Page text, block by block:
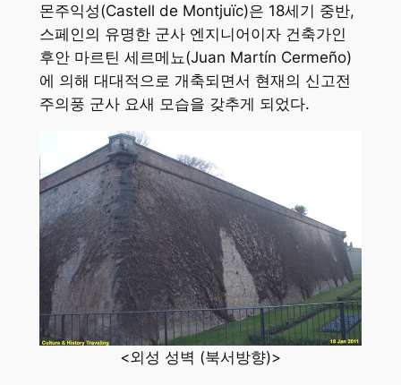
몬주익성(Castell de Montjuïc)은 18세기 중반,
스페인의 유명한 군사 엔지니어이자 건축가인
후안 마르틴 세르메뇨(Juan Martín Cermeño)
에 의해 대대적으로 개축되면서 현재의 신고전
주의풍 군사 요새 모습을 갖추게 되었다.
<외성 성벽 (북서방향)>